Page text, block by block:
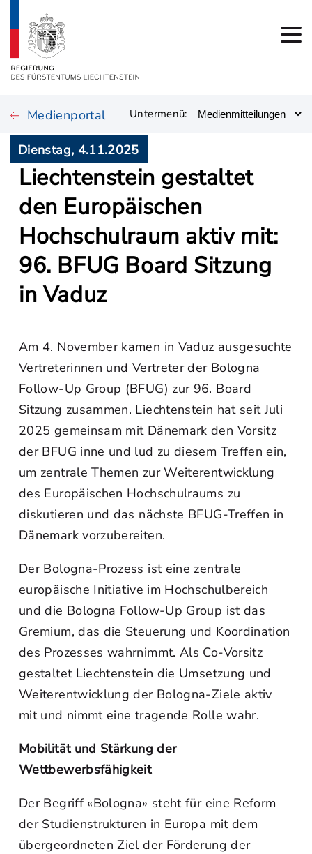
Medienportal Untermenü:
Dienstag, 4.11.2025
Liechtenstein gestaltet
den Europäischen
Hochschulraum aktiv mit:
96. BFUG Board Sitzung
in Vaduz
Am 4. November kamen in Vaduz ausgesuchte
Vertreterinnen und Vertreter der Bologna
Follow-Up Group (BFUG) zur 96. Board
Sitzung zusammen. Liechtenstein hat seit Juli
2025 gemeinsam mit Dänemark den Vorsitz
der BFUG inne und lud zu diesem Treffen ein,
um zentrale Themen zur Weiterentwicklung
des Europäischen Hochschulraums zu
diskutieren und das nächste BFUG-Treffen in
Dänemark vorzubereiten.
Der Bologna-Prozess ist eine zentrale
europäische Initiative im Hochschulbereich
und die Bologna Follow-Up Group ist das
Gremium, das die Steuerung und Koordination
des Prozesses wahrnimmt. Als Co-Vorsitz
gestaltet Liechtenstein die Umsetzung und
Weiterentwicklung der Bologna-Ziele aktiv
mit und nimmt eine tragende Rolle wahr.
Mobilität und Stärkung der
Wettbewerbsfähigkeit
Der Begriff «Bologna» steht für eine Reform
der Studienstrukturen in Europa mit dem
übergeordneten Ziel der Förderung der